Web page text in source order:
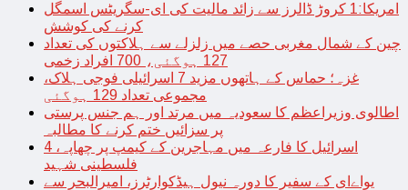
امریکا:1 کروڑ ڈالرز سے زائد مالیت کی ای-سگریٹس اسمگل
کرنے کی کوشش
چین کے شمال مغربی حصے میں زلزلے سے ہلاکتوں کی تعداد
127 ہوگئی، 700 افراد زخمی
غزہ؛ حماس کے ہاتھوں مزید 7 اسرائیلی فوجی ہلاک،
مجموعی تعداد 129 ہوگئی
اطالوی وزیراعظم کا سعودیہ میں مرتد اور ہم جنس پرستی
پر سزائیں ختم کرنے کا مطالبہ
اسرائیل کا فارعہ میں مہاجرین کے کیمپ پر چھاپہ، 4
فلسطینی شہید
یواےای کے سفیر کا دورہ نیول ہیڈکوارٹرز، امیرالبحر سے